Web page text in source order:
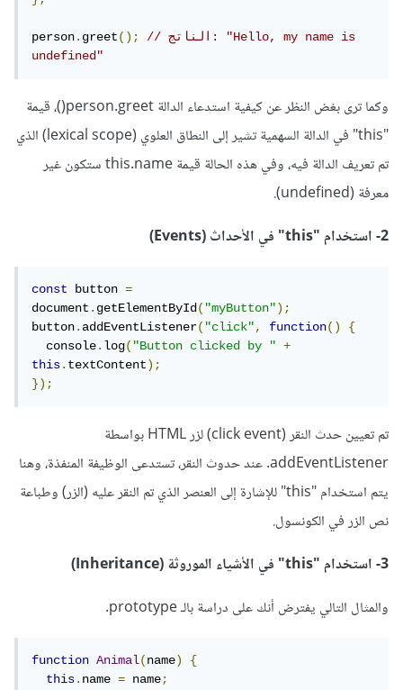
person.greet();
// الناتج: "Hello, my name is
undefined"
وكما ترى بغض النظر عن كيفية استدعاء الدالة person.greet()، قيمة
"this" في الدالة السهمية تشير إلى النطاق العلوي (lexical scope) الذي
تم تعريف الدالة فيه، وفي هذه الحالة قيمة this.name ستكون غير
معرفة (undefined).
2- استخدام "this" في الأحداث (Events)
const button =
document.getElementById("myButton");
button.addEventListener("click", function()
{
  console
.log("Button clicked by "
+
this.textContent);
});
تم تعيين حدث النقر (click event) لزر HTML بواسطة
addEventListener. عند حدوث النقر، تستدعى الوظيفة المنفذة، وهنا
يتم استخدام "this" للإشارة إلى العنصر الذي تم النقر عليه (الزر) وطباعة
نص الزر في الكونسول.
3- استخدام "this" في الأشياء الموروثة (Inheritance)
والمثال التالي يفترض أنك على دراسة بالـ prototype.
function Animal(name)
{
this.name = name;